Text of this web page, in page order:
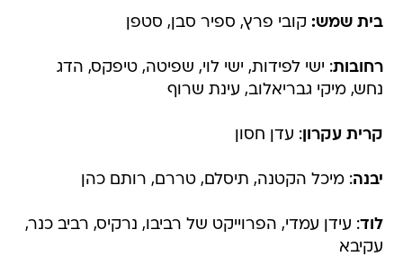
רחובות: ישי לפידות, ישי לוי, שפיטה, טיפקס, הדג
קרית עקרון: עדן חסון
יבנה: מיכל הקטנה, תיסלם, טררם, רותם כהן
לוד: עידן עמדי, הפרוייקט של רביבו, נרקיס, רביב כנר,
אשדוד